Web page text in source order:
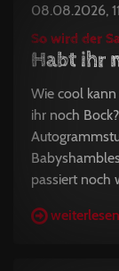
08.08.2026,
So wird der
Habt ihr
Wie cool kann
ihr noch
passiert noch
weiterlesen